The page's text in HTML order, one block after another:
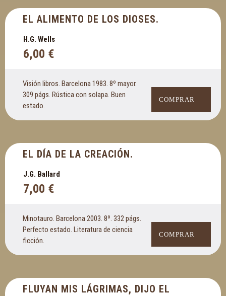
EL ALIMENTO DE LOS DIOSES.
H.G. Wells
6,00 €
Visión libros. Barcelona 1983. 8º mayor.
309 págs. Rústica con solapa. Buen
estado.
COMPRAR
EL DÍA DE LA CREACIÓN.
J.G. Ballard
7,00 €
Minotauro. Barcelona 2003. 8º. 332 págs.
Perfecto estado. Literatura de ciencia
ficción.
COMPRAR
FLUYAN MIS LÁGRIMAS, DIJO EL